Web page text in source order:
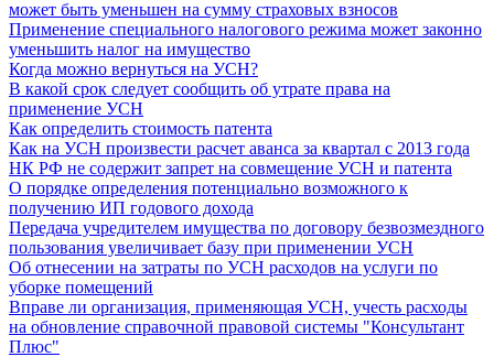
может быть уменьшен на сумму страховых взносов
Применение специального налогового режима может законно
уменьшить налог на имущество
Когда можно вернуться на УСН?
В какой срок следует сообщить об утрате права на
применение УСН
Как определить стоимость патента
Как на УСН произвести расчет аванса за квартал с 2013 года
НК РФ не содержит запрет на совмещение УСН и патента
О порядке определения потенциально возможного к
получению ИП годового дохода
Передача учредителем имущества по договору безвозмездного
пользования увеличивает базу при применении УСН
Об отнесении на затраты по УСН расходов на услуги по
уборке помещений
Вправе ли организация, применяющая УСН, учесть расходы
на обновление справочной правовой системы "Консультант
Плюс"